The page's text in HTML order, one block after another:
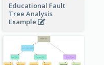
Educational Fault
Tree Analysis
Example